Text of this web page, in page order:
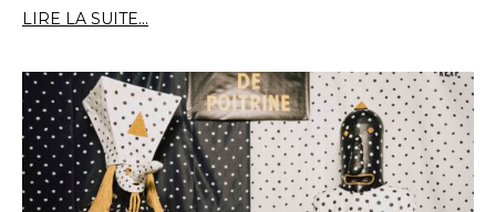
LIRE LA SUITE...